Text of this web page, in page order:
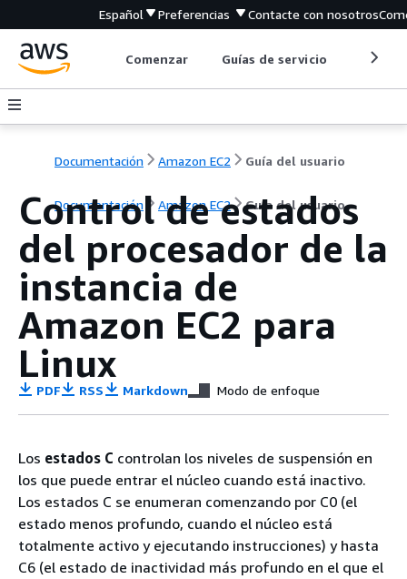
Español Preferencias Contacte con nosotros
Comenzar Guías de servicio
Documentación Amazon EC2 Guía del usuario
Documentación Amazon EC2 Guía del usuario
Control de estados
del procesador de la
instancia de
Amazon EC2 para
Linux
PDF RSS Markdown Modo de enfoque
Los estados C controlan los niveles de suspensión en
los que puede entrar el núcleo cuando está inactivo.
Los estados C se enumeran comenzando por C0 (el
estado menos profundo, cuando el núcleo está
totalmente activo y ejecutando instrucciones) y hasta
C6 (el estado de inactividad más profundo en el que el